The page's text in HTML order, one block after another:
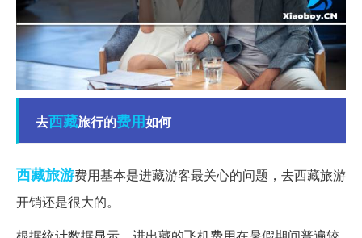
去西藏旅行的费用如何
西藏旅游费用基本是进藏游客最关心的问题，去西藏旅游
开销还是很大的。